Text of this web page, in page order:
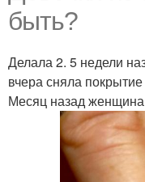
быть?
Делала 2. 5 недели
вчера сняла
Месяц назад